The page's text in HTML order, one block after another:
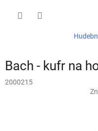
Bach - kufr na
2000215